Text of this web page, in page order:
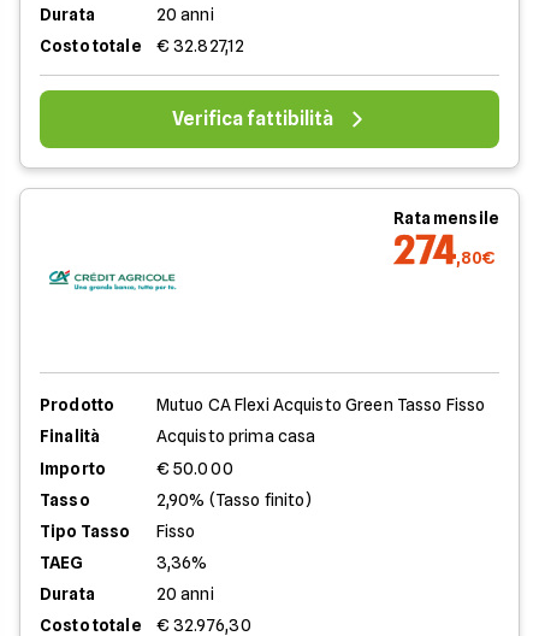
Durata
20 anni
Costo totale
€ 32.827,12
Verifica fattibilità
Rata mensile
274,80€
Prodotto
Mutuo CA Flexi Acquisto Green Tasso Fisso
Finalità
Acquisto prima casa
Importo
€ 50.000
Tasso
2,90% (Tasso finito)
Tipo Tasso
Fisso
TAEG
3,36%
Durata
20 anni
Costo totale
€ 32.976,30